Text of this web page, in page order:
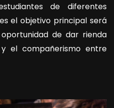
de diferentes
el objetivo principal será
de dar rienda
el compañerismo entre